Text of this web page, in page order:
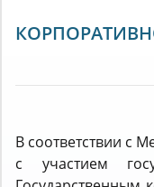
В соответствии с
с участием